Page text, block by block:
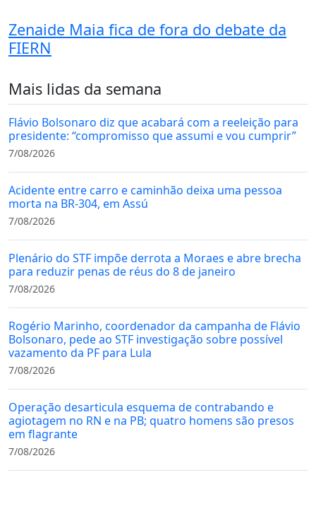
Zenaide Maia fica de fora do debate da
FIERN
Mais lidas da semana
Flávio Bolsonaro diz que acabará com a reeleição para
presidente: “compromisso que assumi e vou cumprir”
7/08/2026
Acidente entre carro e caminhão deixa uma pessoa
morta na BR-304, em Assú
7/08/2026
Plenário do STF impõe derrota a Moraes e abre brecha
para reduzir penas de réus do 8 de janeiro
7/08/2026
Rogério Marinho, coordenador da campanha de Flávio
Bolsonaro, pede ao STF investigação sobre possível
vazamento da PF para Lula
7/08/2026
Operação desarticula esquema de contrabando e
agiotagem no RN e na PB; quatro homens são presos
em flagrante
7/08/2026